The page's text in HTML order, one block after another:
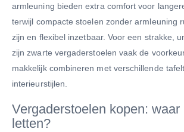
armleuning bieden extra comfort voor
terwijl compacte stoelen zonder armleuning
zijn en flexibel inzetbaar. Voor een strakke,
zijn zwarte vergaderstoelen vaak de
makkelijk combineren met verschillende
interieurstijlen.
Vergaderstoelen kopen: waar
letten?